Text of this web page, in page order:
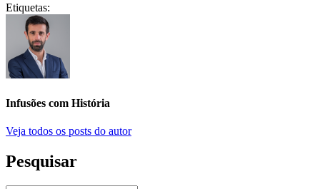
Etiquetas:
Infusões com História
Veja todos os posts do autor
Pesquisar